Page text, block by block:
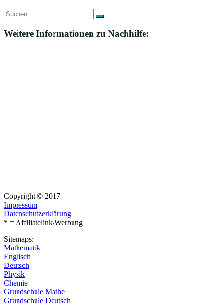
Suche
nach:
Suchen
Weitere Informationen zu Nachhilfe:
Copyright © 2017
Impressum
Datenschutzerklärung
* = Affiliatelink/Werbung
Sitemaps:
Mathematik
Englisch
Deutsch
Physik
Chemie
Grundschule Mathe
Grundschule Deutsch